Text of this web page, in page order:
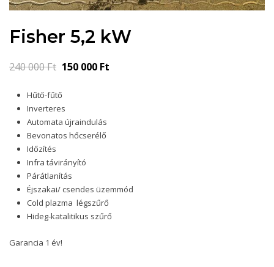
Fisher 5,2 kW
240 000Ft 150 000 Ft
Hűtő-fűtő
Inverteres
Automata újraindulás
Bevonatos hőcserélő
Időzítés
Infra távirányító
Párátlanítás
Éjszakai/ csendes üzemmód
Cold plazma légszűrő
Hideg-katalitikus szűrő
Garancia 1 év!